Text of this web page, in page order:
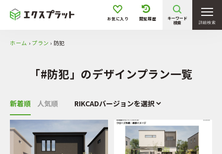
詳細検索
大林
トーシンコーポレーション
マチダコーポレーション
〜 50万円
50万円 〜 100万円
100万円 〜 200万円
200万円 〜 300万円
お気に入り 閲覧履歴
キーワード
検索
ホーム › プラン › 防犯
「#防犯」のデザインプラン一覧
新着順 人気順